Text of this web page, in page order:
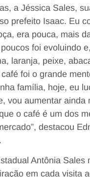
a Jéssica Sales,
prefeito Isaac. Eu
era pouca, mais
foi evoluindo
laranja, peixe,
foi o grande
família, hoje, eu
vou aumentar ainda
o café é um dos
destacou
Antônia Sales
em cada visita